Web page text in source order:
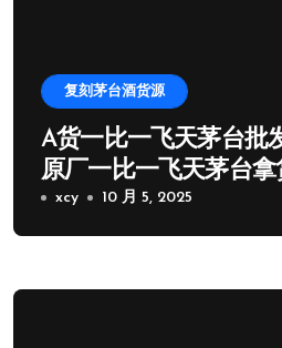
复刻茅台酒货源
A货一比一飞天茅台批
原厂一比一飞天茅台拿
xcy 10 月 5, 2025